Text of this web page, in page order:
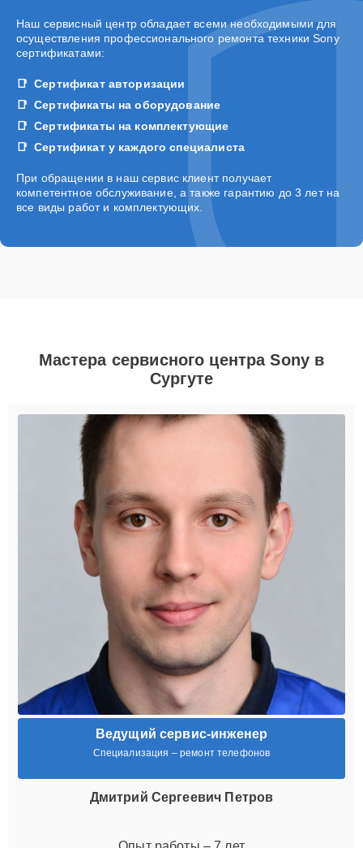
Наш сервисный центр обладает всеми необходимыми для
осуществления профессионального ремонта техники Sony
сертификатами:
Сертификат авторизации
Сертификаты на оборудование
Сертификаты на комплектующие
Сертификат у каждого специалиста
При обращении в наш сервис клиент получает
компетентное обслуживание, а также гарантию до 3 лет на
все виды работ и комплектующих.
Мастера сервисного центра Sony в
Сургуте
Ведущий сервис-инженер
Специализация – ремонт телефонов
Дмитрий Сергеевич Петров